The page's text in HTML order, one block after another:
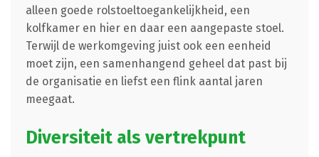
alleen goede rolstoeltoegankelijkheid, een
kolfkamer en hier en daar een aangepaste stoel.
Terwijl de werkomgeving juist ook een eenheid
moet zijn, een samenhangend geheel dat past bij
de organisatie en liefst een flink aantal jaren
meegaat.
Diversiteit als vertrekpunt